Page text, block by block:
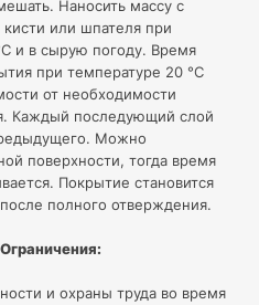
Наносить массу с
или шпателя при
и в сырую погоду. Время
при температуре 20 °С
от необходимости
Каждый последующий слой
Можно
поверхности, тогда время
Покрытие становится
полного отверждения.
и охраны труда во время